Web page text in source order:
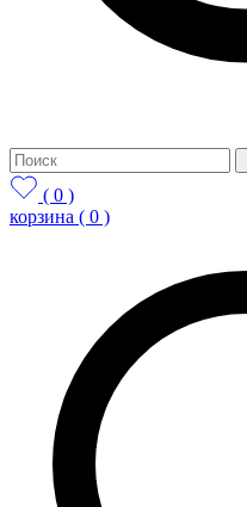
( 0 )
корзина ( 0 )